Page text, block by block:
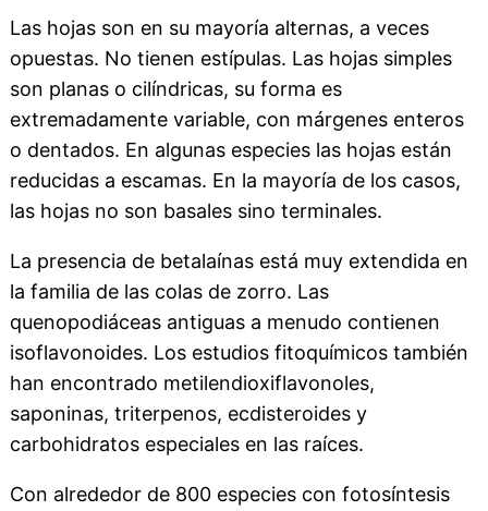
Las hojas son en su mayoría alternas, a veces
opuestas. No tienen estípulas. Las hojas simples
son planas o cilíndricas, su forma es
extremadamente variable, con márgenes enteros
o dentados. En algunas especies las hojas están
reducidas a escamas. En la mayoría de los casos,
las hojas no son basales sino terminales.
La presencia de betalaínas está muy extendida en
la familia de las colas de zorro. Las
quenopodiáceas antiguas a menudo contienen
isoflavonoides. Los estudios fitoquímicos también
han encontrado metilendioxiflavonoles,
saponinas, triterpenos, ecdisteroides y
carbohidratos especiales en las raíces.
Con alrededor de 800 especies con fotosíntesis